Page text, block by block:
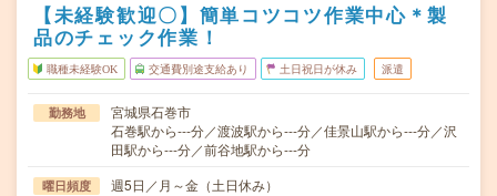
【未経験歓迎〇】簡単コツコツ作業中心＊製
品のチェック作業！
職種未経験OK 交通費別途支給あり 土日祝日が休み 派遣
勤務地
宮城県石巻市
石巻駅から---分／渡波駅から---分／佳景山駅から---分／沢
田駅から---分／前谷地駅から---分
曜日頻度 週5日／月～金（土日休み）